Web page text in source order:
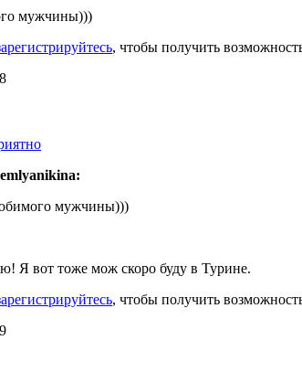
мужчины)))
, чтобы получить
мужчины)))
Я вот тоже мож скоро буду в Турине.
, чтобы получить